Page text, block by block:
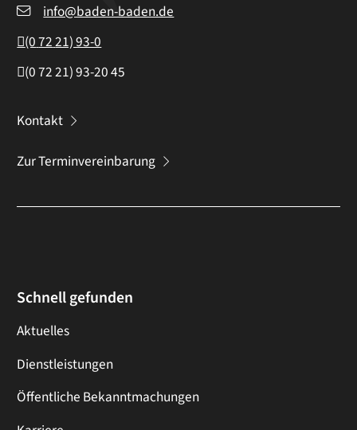
info@baden-baden.de
(07221) 93-0
(07221) 93-2045
Kontakt
Zur Terminvereinbarung
Schnell gefunden
Aktuelles
Dienstleistungen
Öffentliche Bekanntmachungen